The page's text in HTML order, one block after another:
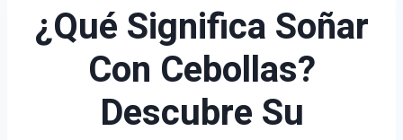
¿Qué Significa Soñar
Con Cebollas?
Descubre Su